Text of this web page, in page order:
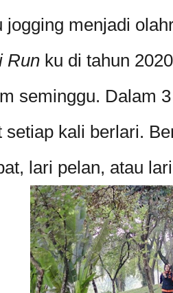
jogging menjadi
Run ku di tahun
seminggu. Dalam
setiap kali berlari.
lari pelan, atau